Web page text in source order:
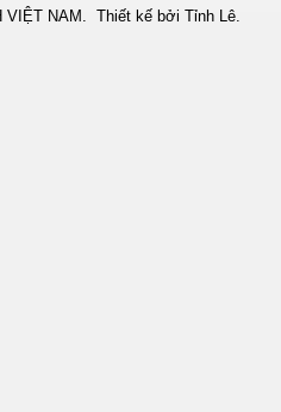
VIỆT NAM. Thiết kế bởi Tỉnh Lê.